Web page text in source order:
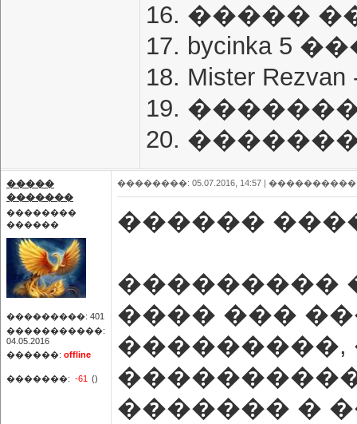
16. �����
17. bycinka 5
18. Mister
19.
20.
�����
�������
��������
������
���������: 401
�����������:
04.05.2016
������: offline
�������: -61 ()
��������: 05.07.2016, 14:57 |
������
���������
���� ���
���������,
������� �